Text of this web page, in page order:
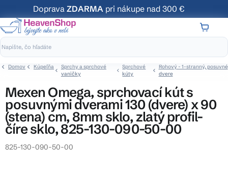
na
obsah
Doprava ZDARMA pri nákupe nad 300 €
Domov Kúpeľňa
Sprchy a sprchové
vaničky
Sprchové
kúty
Rohový - 1-stranný, posuvné
dvere
Mexen Omega, sprchovací kút s
posuvnými dverami 130 (dvere) x 90
(stena) cm, 8mm sklo, zlatý profil-
číre sklo, 825-130-090-50-00
825-130-090-50-00